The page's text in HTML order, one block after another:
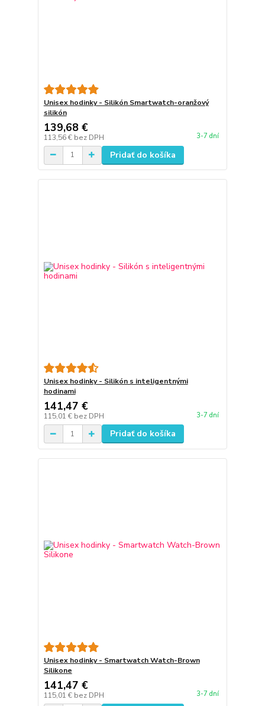
Unisex hodinky - Silikón Smartwatch-oranžový
silikón
139,68 €
113,56 € bez DPH 3-7 dní
Pridať do košíka
Unisex hodinky - Silikón s inteligentnými
hodinami
141,47 €
115,01 € bez DPH 3-7 dní
Pridať do košíka
Unisex hodinky - Smartwatch Watch-Brown
Silikone
141,47 €
115,01 € bez DPH 3-7 dní